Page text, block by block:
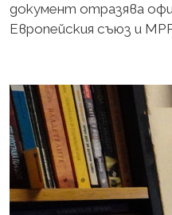
документ отразява
Европейския съюз и